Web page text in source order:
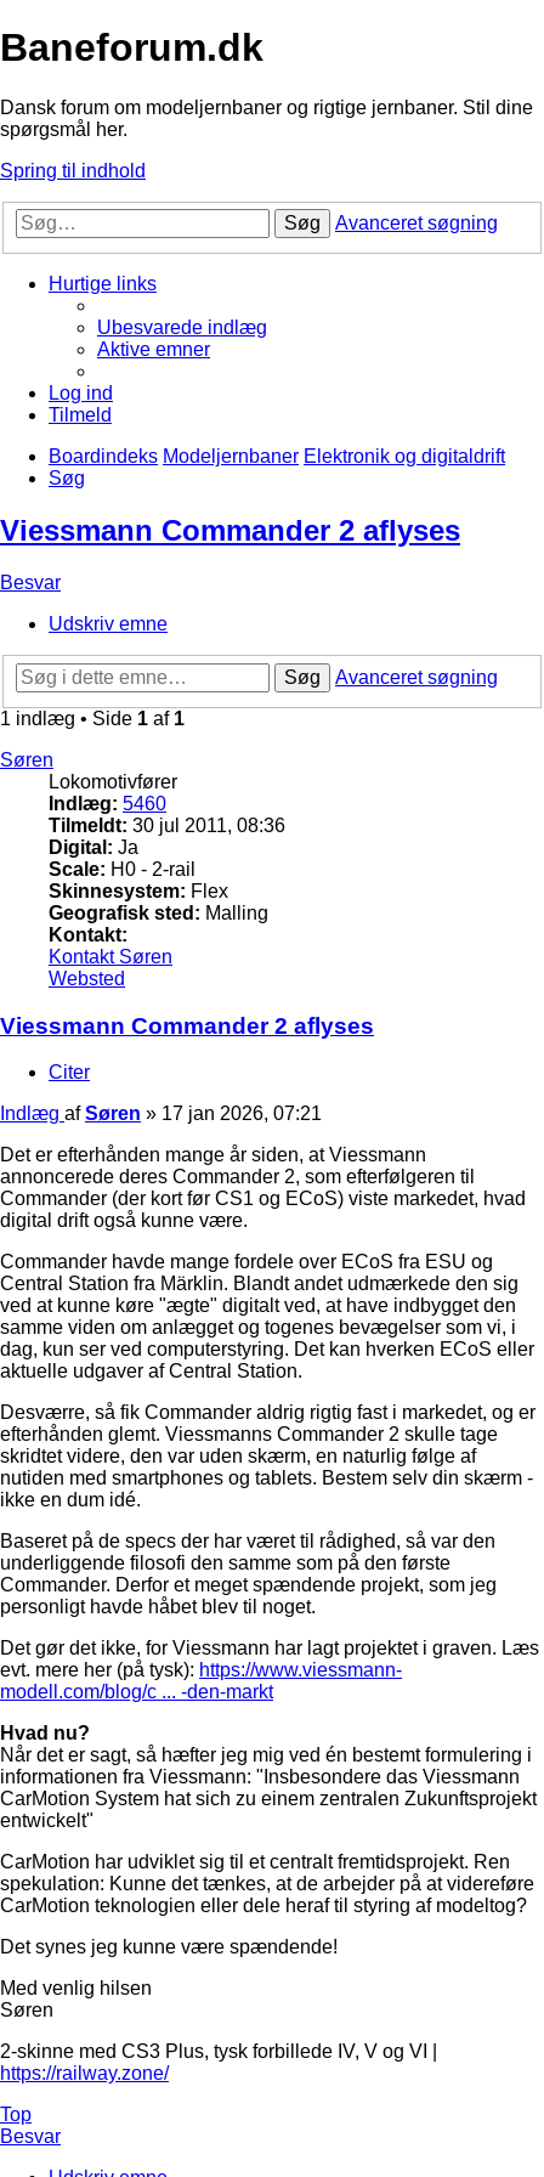
Baneforum.dk
Dansk forum om modeljernbaner og rigtige jernbaner. Stil dine
spørgsmål her.
Spring til indhold
Søg Avanceret søgning
Hurtige links
Ubesvarede indlæg
Aktive emner
Log ind
Tilmeld
Boardindeks Modeljernbaner Elektronik og digitaldrift
Søg
Viessmann Commander 2 aflyses
Besvar
Udskriv emne
Søg
Avanceret søgning
1 indlæg • Side 1 af 1
Søren
Lokomotivfører
Indlæg: 5460
Tilmeldt: 30 jul 2011, 08:36
Digital: Ja
Scale: H0 - 2-rail
Skinnesystem: Flex
Geografisk sted: Malling
Kontakt:
Kontakt Søren
Websted
Viessmann Commander 2 aflyses
Citer
Indlæg afSøren » 17 jan 2026, 07:21
Det er efterhånden mange år siden, at Viessmann
annoncerede deres Commander 2, som efterfølgeren til
Commander (der kort før CS1 og ECoS) viste markedet, hvad
digital drift også kunne være.
Commander havde mange fordele over ECoS fra ESU og
Central Station fra Märklin. Blandt andet udmærkede den sig
ved at kunne køre "ægte" digitalt ved, at have indbygget den
samme viden om anlægget og togenes bevægelser som vi, i
dag, kun ser ved computerstyring. Det kan hverken ECoS eller
aktuelle udgaver af Central Station.
Desværre, så fik Commander aldrig rigtig fast i markedet, og er
efterhånden glemt. Viessmanns Commander 2 skulle tage
skridtet videre, den var uden skærm, en naturlig følge af
nutiden med smartphones og tablets. Bestem selv din skærm -
ikke en dum idé.
Baseret på de specs der har været til rådighed, så var den
underliggende filosofi den samme som på den første
Commander. Derfor et meget spændende projekt, som jeg
personligt havde håbet blev til noget.
Det gør det ikke, for Viessmann har lagt projektet i graven. Læs
evt. mere her (på tysk): https://www.viessmann-
modell.com/blog/c ... -den-markt
Hvad nu?
Når det er sagt, så hæfter jeg mig ved én bestemt formulering i
informationen fra Viessmann: "Insbesondere das Viessmann
CarMotion System hat sich zu einem zentralen Zukunftsprojekt
entwickelt"
CarMotion har udviklet sig til et centralt fremtidsprojekt. Ren
spekulation: Kunne det tænkes, at de arbejder på at videreføre
CarMotion teknologien eller dele heraf til styring af modeltog?
Det synes jeg kunne være spændende!
Med venlig hilsen
Søren
2-skinne med CS3 Plus, tysk forbillede IV, V og VI |
https://railway.zone/
Top
Besvar